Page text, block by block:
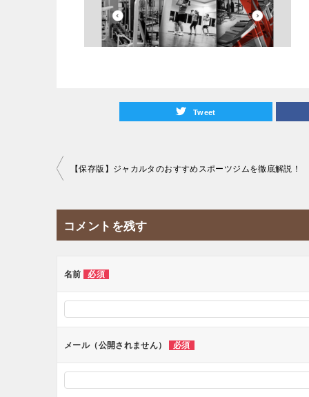
Tweet
投
ナ
ビ
ー
【保存版】ジャカルタのおすすめスポーツジムを徹底解説！
コメントを残す
名前 必須
メール（公開されません） 必須